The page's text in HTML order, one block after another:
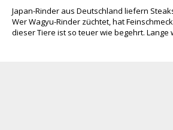
Japan-Rinder aus Deutschland liefern
Wer Wagyu-Rinder züchtet, hat
dieser Tiere ist so teuer wie begehrt. Lange